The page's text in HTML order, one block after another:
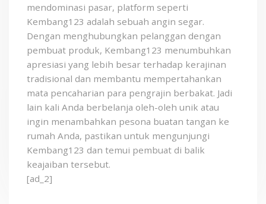
mendominasi pasar, platform seperti
Kembang123 adalah sebuah angin segar.
Dengan menghubungkan pelanggan dengan
pembuat produk, Kembang123 menumbuhkan
apresiasi yang lebih besar terhadap kerajinan
tradisional dan membantu mempertahankan
mata pencaharian para pengrajin berbakat. Jadi
lain kali Anda berbelanja oleh-oleh unik atau
ingin menambahkan pesona buatan tangan ke
rumah Anda, pastikan untuk mengunjungi
Kembang123 dan temui pembuat di balik
keajaiban tersebut.
[ad_2]